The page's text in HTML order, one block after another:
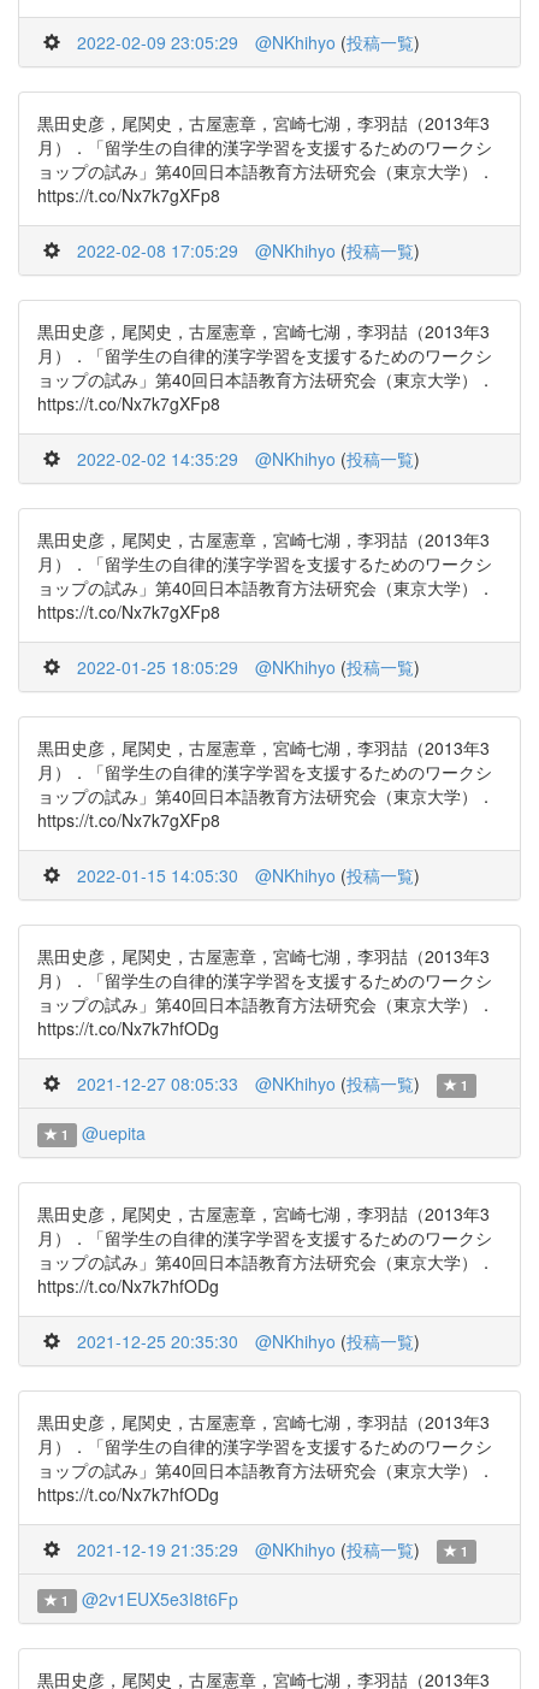
2022-02-09 23:05:29 @NKhihyo (投稿一覧)
黒田史彦，尾関史，古屋憲章，宮崎七湖，李羽喆（2013年3
月）．「留学生の自律的漢字学習を支援するためのワークシ
ョップの試み」第40回日本語教育方法研究会（東京大学）．
https://t.co/Nx7k7gXFp8
2022-02-08 17:05:29 @NKhihyo (投稿一覧)
黒田史彦，尾関史，古屋憲章，宮崎七湖，李羽喆（2013年3
月）．「留学生の自律的漢字学習を支援するためのワークシ
ョップの試み」第40回日本語教育方法研究会（東京大学）．
https://t.co/Nx7k7gXFp8
2022-02-02 14:35:29 @NKhihyo (投稿一覧)
黒田史彦，尾関史，古屋憲章，宮崎七湖，李羽喆（2013年3
月）．「留学生の自律的漢字学習を支援するためのワークシ
ョップの試み」第40回日本語教育方法研究会（東京大学）．
https://t.co/Nx7k7gXFp8
2022-01-25 18:05:29 @NKhihyo (投稿一覧)
黒田史彦，尾関史，古屋憲章，宮崎七湖，李羽喆（2013年3
月）．「留学生の自律的漢字学習を支援するためのワークシ
ョップの試み」第40回日本語教育方法研究会（東京大学）．
https://t.co/Nx7k7gXFp8
2022-01-15 14:05:30 @NKhihyo (投稿一覧)
黒田史彦，尾関史，古屋憲章，宮崎七湖，李羽喆（2013年3
月）．「留学生の自律的漢字学習を支援するためのワークシ
ョップの試み」第40回日本語教育方法研究会（東京大学）．
https://t.co/Nx7k7hfODg
2021-12-27 08:05:33 @NKhihyo (投稿一覧) 1
1 @uepita
黒田史彦，尾関史，古屋憲章，宮崎七湖，李羽喆（2013年3
月）．「留学生の自律的漢字学習を支援するためのワークシ
ョップの試み」第40回日本語教育方法研究会（東京大学）．
https://t.co/Nx7k7hfODg
2021-12-25 20:35:30 @NKhihyo (投稿一覧)
黒田史彦，尾関史，古屋憲章，宮崎七湖，李羽喆（2013年3
月）．「留学生の自律的漢字学習を支援するためのワークシ
ョップの試み」第40回日本語教育方法研究会（東京大学）．
https://t.co/Nx7k7hfODg
2021-12-19 21:35:29 @NKhihyo (投稿一覧) 1
1 @2v1EUX5e3I8t6Fp
黒田史彦，尾関史，古屋憲章，宮崎七湖，李羽喆（2013年3